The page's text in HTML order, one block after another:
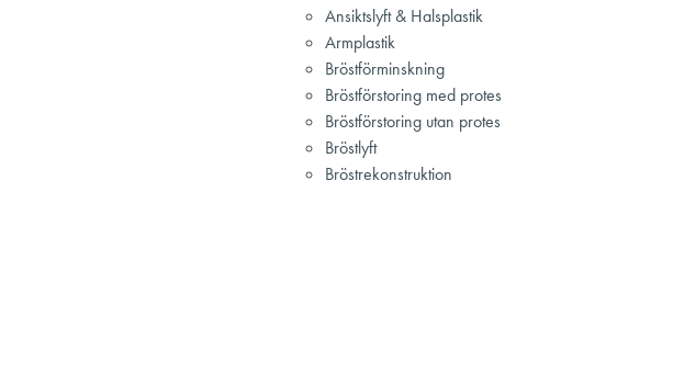
Ansiktslyft & Halsplastik
Armplastik
Bröstförminskning
Bröstförstoring med protes
Bröstförstoring utan protes
Bröstlyft
Bröstrekonstruktion